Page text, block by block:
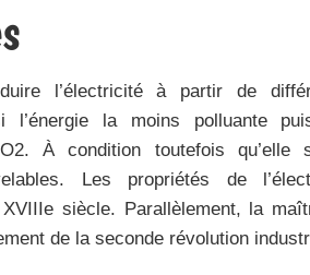
l’électricité à partir de
la moins polluante
À condition toutefois qu’elle
Les propriétés de
siècle. Parallèlement, la
de la seconde révolution